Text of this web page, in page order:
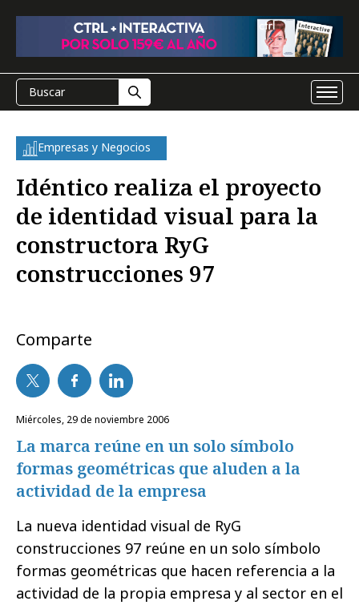
Empresas y Negocios
Idéntico realiza el proyecto
de identidad visual para la
constructora RyG
construcciones 97
Comparte
miércoles, 29 de noviembre 2006
La marca reúne en un solo símbolo
formas geométricas que aluden a la
actividad de la empresa
La nueva identidad visual de RyG
construcciones 97 reúne en un solo símbolo
formas geométricas que hacen referencia a la
actividad de la propia empresa y al sector en el